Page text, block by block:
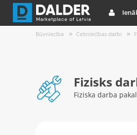
Būvniecība Celtniecības darbi
Fizisks
Fiziska darba